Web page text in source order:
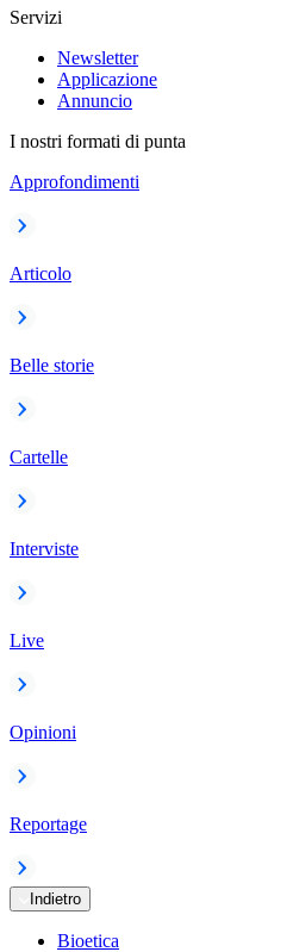
Servizi
Newsletter
Applicazione
Annuncio
I nostri formati di punta
Approfondimenti
Articolo
Belle storie
Cartelle
Interviste
Live
Opinioni
Reportage
Indietro
Bioetica